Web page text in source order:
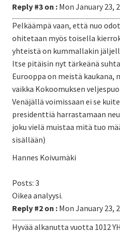
Reply #3 on : Mon January 23,
Pelkäämpä vaan, että nuo
ohitetaan myös toisella
yhteistä on kummallakin
Itse pitäisin nyt tärkeänä
Eurooppa on meistä kaukana,
vaikka Kokoomuksen
Venäjällä voimissaan ei se
presidenttiä harrastamaan
joku vielä muistaa mitä tuo
sisällään)
Hannes Koivumäki
Posts: 3
Oikea analyysi.
Reply #2 on : Mon January 23,
Hyvää alkanutta vuotta 1012